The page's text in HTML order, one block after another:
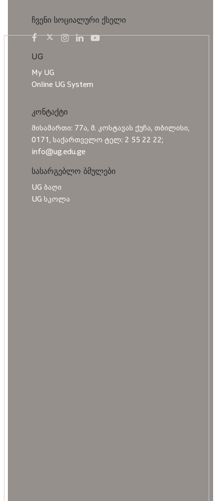
ჩვენი სოციალური ქსელი
UG
My UG
Online UG System
კონტაქტი
მისამართი: 77ა, მ. კოსტავას ქუჩა, თბილისი,
0171, საქართველო ტელ: 2 55 22 22;
info@ug.edu.ge
სასარგებლო ბმულები
UG ბაღი
UG სკოლა